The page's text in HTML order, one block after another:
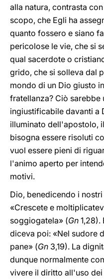
alla natura, contrasta
scopo, che Egli ha
quanto fossero e siano
pericolose le vie, che si
qual sacerdote o
grido, che si solleva dal
mondo di un Dio giusto
fratellanza? Ciò
ingiustificabile davanti a
illuminato dell'apostolo,
bisogna essere risoluti
vuol essere pieni di
l'animo aperto per
motivi.
Dio, benedicendo i
«Crescete e
soggiogatela» (Gn 1,28).
diceva poi: «Nel sudore
pane» (Gn 3,19). La
dunque normalmente
vivere il diritto all'uso